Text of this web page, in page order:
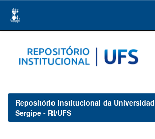
navigation
Repositório Institucional da
Sergipe - RI/UFS